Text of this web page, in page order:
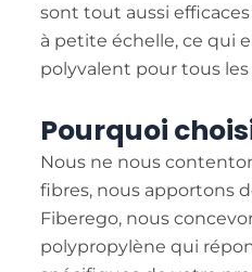
sont tout aussi
à petite échelle, ce qui
polyvalent pour tous
Pourquoi
Nous ne nous
fibres, nous apportons
Fiberego, nous
polypropylène qui